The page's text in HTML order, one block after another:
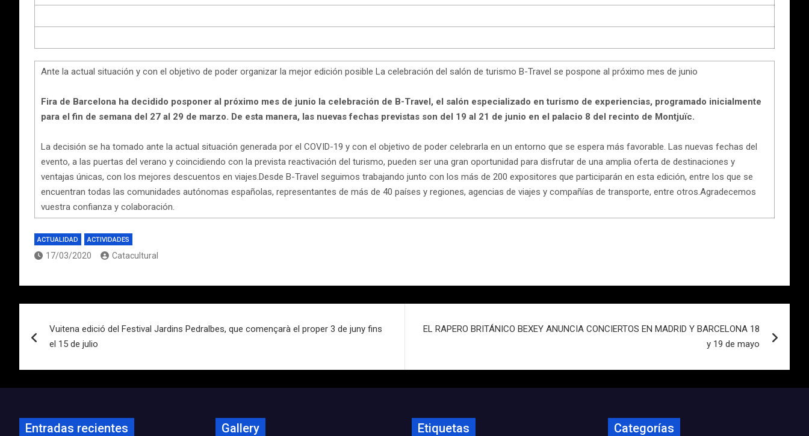
Ante la actual situación y con el objetivo de poder organizar la mejor edición posible La celebración del salón de turismo B-Travel se pospone al próximo mes de junio
Fira de Barcelona ha decidido posponer al próximo mes de junio la celebración de B-Travel, el salón especializado en turismo de experiencias, programado inicialmente
para el fin de semana del 27 al 29 de marzo. De esta manera, las nuevas fechas previstas son del 19 al 21 de junio en el palacio 8 del recinto de Montjuïc.
La decisión se ha tomado ante la actual situación generada por el COVID-19 y con el objetivo de poder celebrarla en un entorno que se espera más favorable. Las nuevas fechas del
evento, a las puertas del verano y coincidiendo con la prevista reactivación del turismo, pueden ser una gran oportunidad para disfrutar de una amplia oferta de destinaciones y
ventajas únicas, con los mejores descuentos en viajes.Desde B-Travel seguimos trabajando junto con los más de 200 expositores que participarán en esta edición, entre los que se
encuentran todas las comunidades autónomas españolas, representantes de más de 40 países y regiones, agencias de viajes y compañías de transporte, entre otros.Agradecemos
vuestra confianza y colaboración.
ACTUALIDAD ACTIVIDADES
17/03/2020 Catacultural
de
entradas
Vuitena edició del Festival Jardins Pedralbes, que començarà el proper 3 de juny fins
el 15 de julio
EL RAPERO BRITÁNICO BEXEY ANUNCIA CONCIERTOS EN MADRID Y BARCELONA 18
y 19 de mayo
Entradas recientes Gallery Etiquetas Categorías